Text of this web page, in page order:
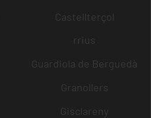
Castellterçol
rrius
Guardiola de Berguedà
Granollers
Gisclareny